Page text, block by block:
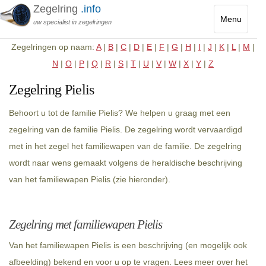
Menu
Toggle
Zegelring .info
uw specialist in zegelringen
Zegelringen op naam: A| B | C | D | E | F | G | H | I | J | K | L | M |
N | O | P | Q | R | S | T | U | V | W | X | Y | Z
Zegelring Pielis
Behoort u tot de familie Pielis? We helpen u graag met een
zegelring van de familie Pielis. De zegelring wordt vervaardigd
met in het zegel het familiewapen van de familie. De zegelring
wordt naar wens gemaakt volgens de heraldische beschrijving
van het familiewapen Pielis (zie hieronder).
Zegelring met familiewapen Pielis
Van het familiewapen Pielis is een beschrijving (en mogelijk ook
afbeelding) bekend en voor u op te vragen. Lees meer over het